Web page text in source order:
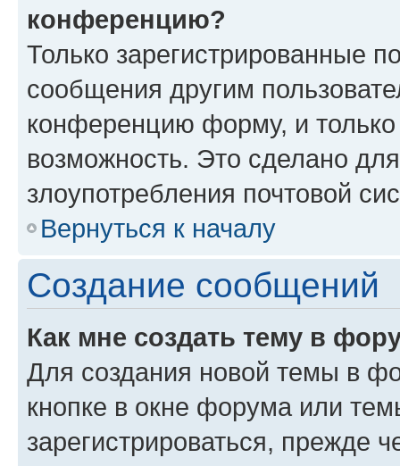
конференцию?
Только зарегистрированные
сообщения другим
конференцию форму, и
возможность. Это сделано
злоупотребления почтовой
Вернуться к началу
Создание сообщений
Как мне создать тему в
Для создания новой темы в
кнопке в окне форума или
зарегистрироваться, прежде